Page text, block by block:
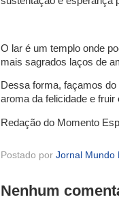
*
O lar é um templo onde
mais sagrados laços de
Dessa forma, façamos
aroma da felicidade e fruir
Redação do Momento
Postado por Jornal Mundo
Nenhum